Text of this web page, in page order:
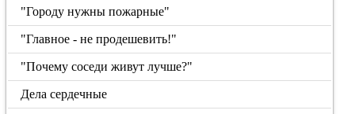
"Городу нужны пожарные"
"Главное - не продешевить!"
"Почему соседи живут лучше?"
Дела сердечные